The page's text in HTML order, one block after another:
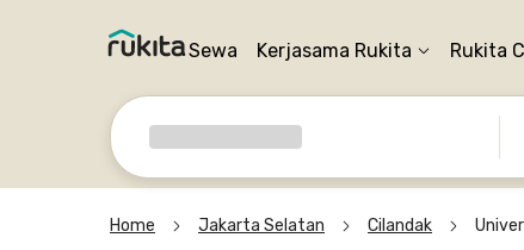
Sewa Kerjasama Rukita Rukita
Home Jakarta Selatan Cilandak